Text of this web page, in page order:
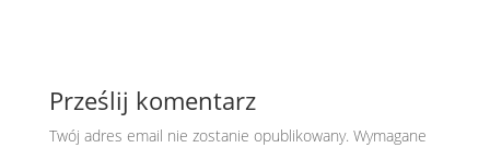
Prześlij komentarz
Twój adres email nie zostanie opublikowany. Wymagane